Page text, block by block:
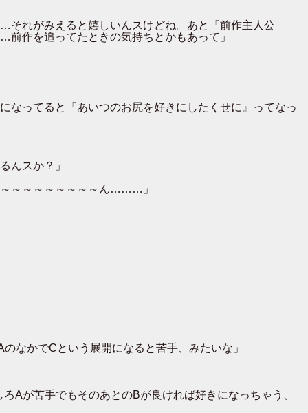
れがみえると嬉しいんスけどね。あと『前作主人公
作を追ってたときの気持ちとかもあって」
ってると『あいつのお尻を好きにしたくせに』ってなっ
んスか？」
～～～～～～～～～ん………」
なかでCという展開になると苦手、みたいな」
Aが苦手でもそのあとのBが良ければ好きになっちゃう、